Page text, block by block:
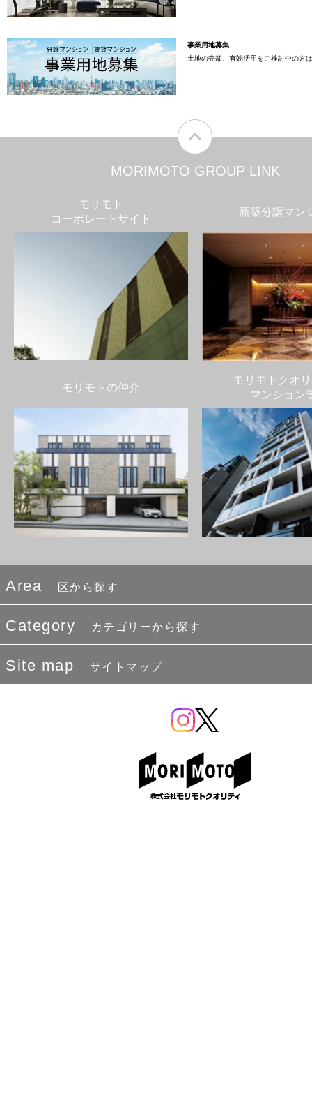
事業用地募集
土地の売却、有効活用をご検討中の方
MORIMOTO GROUP LINK
モリモト
コーポレートサイト
新築分譲マン
モリモトの仲介
モリモトクオ
マンション
Area 区から探す
Category カテゴリーから探す
Site map サイトマップ